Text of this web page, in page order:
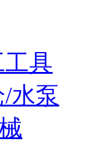
工具
水泵